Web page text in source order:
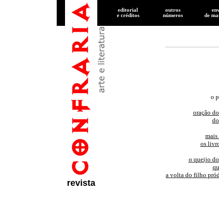
revista
editorial
e créditos
outros
números
de
o
oração
mais
os
o queijo
a volta do filho